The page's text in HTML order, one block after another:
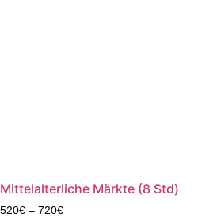
Mittelalterliche Märkte (8 Std)
520€ – 720€